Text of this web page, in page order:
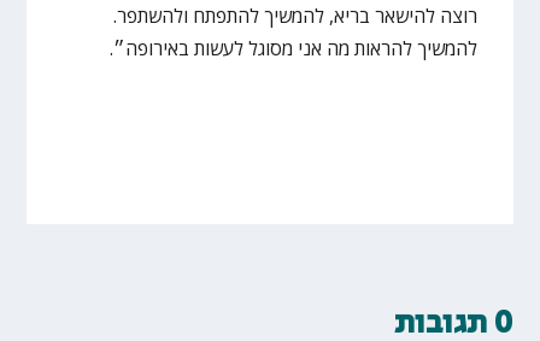
רוצה להישאר בריא, להמשיך להתפתח ולהשתפר.
להמשיך להראות מה אני מסוגל לעשות באירופה״.
0 תגובות